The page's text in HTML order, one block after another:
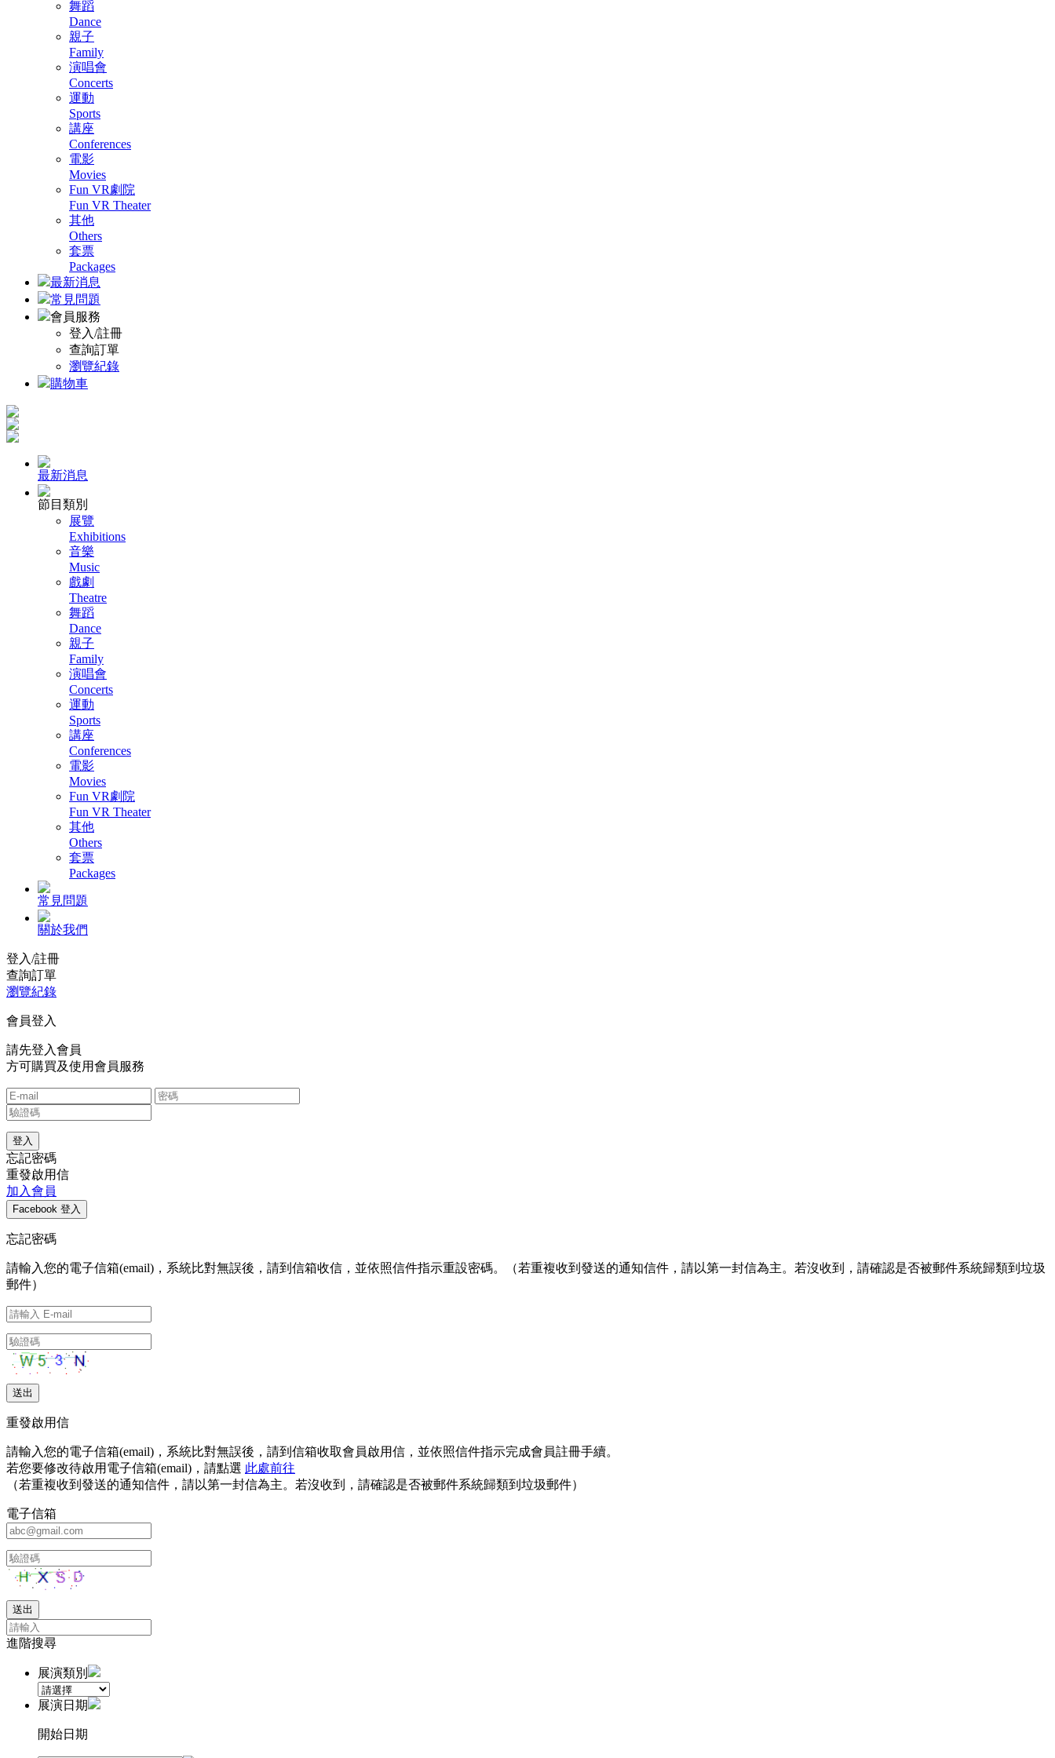
舞蹈
Dance
親子
Family
演唱會
Concerts
運動
Sports
講座
Conferences
電影
Movies
Fun VR劇院
Fun VR Theater
其他
Others
套票
Packages
最新消息
常見問題
會員服務
登入/註冊
查詢訂單
瀏覽紀錄
購物車
最新消息
節目類別
展覽
Exhibitions
音樂
Music
戲劇
Theatre
舞蹈
Dance
親子
Family
演唱會
Concerts
運動
Sports
講座
Conferences
電影
Movies
Fun VR劇院
Fun VR Theater
其他
Others
套票
Packages
常見問題
關於我們
登入/註冊
查詢訂單
瀏覽紀錄
會員登入
請先登入會員
方可購買及使用會員服務
忘記密碼
重發啟用信
加入會員
忘記密碼
請輸入您的電子信箱(email)，系統比對無誤後，請到信箱收信，並依照信件指示重設密碼。（若重複收到發送的通知信件，請以第一封信為主。若沒收到，請確認是否被郵件系統歸類到垃圾
郵件）
重發啟用信
請輸入您的電子信箱(email)，系統比對無誤後，請到信箱收取會員啟用信，並依照信件指示完成會員註冊手續。
若您要修改待啟用電子信箱(email)，請點選 此處前往
（若重複收到發送的通知信件，請以第一封信為主。若沒收到，請確認是否被郵件系統歸類到垃圾郵件）
電子信箱
進階搜尋
展演類別
展演日期
開始日期